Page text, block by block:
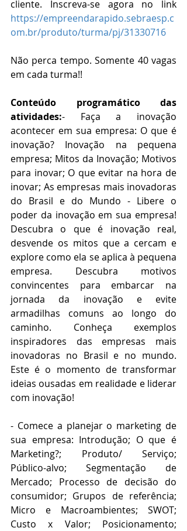
https://empreendarapido.sebraesp.c
om.br/produto/turma/pj/31330716
Não perca tempo. Somente 40 vagas
em cada turma!!
Conteúdo programático das
atividades:- Faça a inovação
acontecer em sua empresa: O que é
inovação? Inovação na pequena
empresa; Mitos da Inovação; Motivos
para inovar; O que evitar na hora de
inovar; As empresas mais inovadoras
do Brasil e do Mundo - Libere o
poder da inovação em sua empresa!
Descubra o que é inovação real,
desvende os mitos que a cercam e
explore como ela se aplica à pequena
empresa. Descubra motivos
convincentes para embarcar na
jornada da inovação e evite
armadilhas comuns ao longo do
caminho. Conheça exemplos
inspiradores das empresas mais
inovadoras no Brasil e no mundo.
Este é o momento de transformar
ideias ousadas em realidade e liderar
com inovação!
- Comece a planejar o marketing de
sua empresa: Introdução; O que é
Marketing?; Produto/ Serviço;
Público-alvo; Segmentação de
Mercado; Processo de decisão do
consumidor; Grupos de referência;
Micro e Macroambientes; SWOT;
Custo x Valor; Posicionamento;